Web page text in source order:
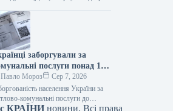
Повітряних сил Збройних
України у незаконному заволодінні
заборгували за
послуги понад 113
гривень: кількість
у реєстрі боржників
Павло Мороз
Сер 7, 2026
населення України за
комунальні послуги до
2026 року досягла 113,4
КРАЇНИ новини. Всі права